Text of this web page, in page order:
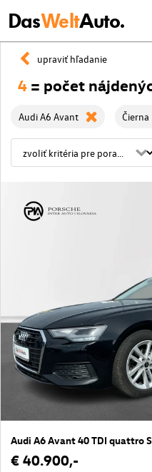
DasWeltAuto.
upraviť hľadanie
4 = počet
Audi A6 Avant Čierna
Audi A6 Avant 40 TDI quattro
€ 40.900,-